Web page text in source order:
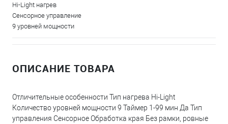
Hi-Light нагрев
Сенсорное управление
9 уровней мощности
ОПИСАНИЕ ТОВАРА
Отличительные особенности Тип нагрева Hi-Light
Количество уровней мощности 9 Таймер 1-99 мин Да Тип
управления Сенсорное Обработка края Без рамки, ровные